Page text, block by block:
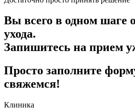
Вы всего в одном шаге
ухода.
Запишитесь на прием
Просто заполните
свяжемся!
Клиника